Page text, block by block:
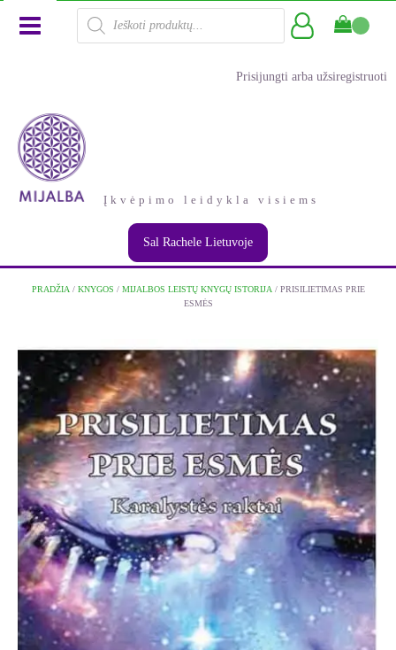
Products
search
Prisijungti arba užsiregistruoti
Įkvėpimo leidykla visiems
Sal Rachele Lietuvoje
PRADŽIA / KNYGOS / MIJALBOS LEISTŲ KNYGŲ ISTORIJA / PRISILIETIMAS PRIE
ESMĖS